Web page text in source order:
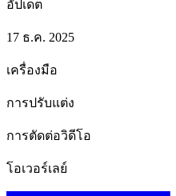
อัปเดต
17 ธ.ค. 2025
เครื่องมือ
การปรับแต่ง
การตัดต่อวิดีโอ
โอเวอร์เลย์